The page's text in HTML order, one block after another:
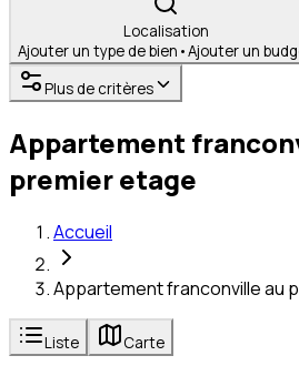
Localisation
Ajouter un type de bien •Ajouter un
Plus de critères
Appartement
premier etage
Accueil
Appartement franconville au
Liste Carte